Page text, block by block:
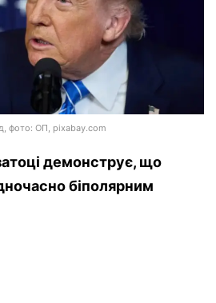
фото: ОП, pixabay.com
демонструє, що
біполярним